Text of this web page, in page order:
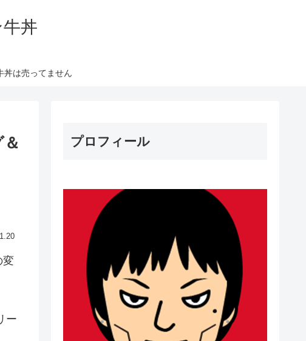
丼
は売ってません
変
ー
プロフィール